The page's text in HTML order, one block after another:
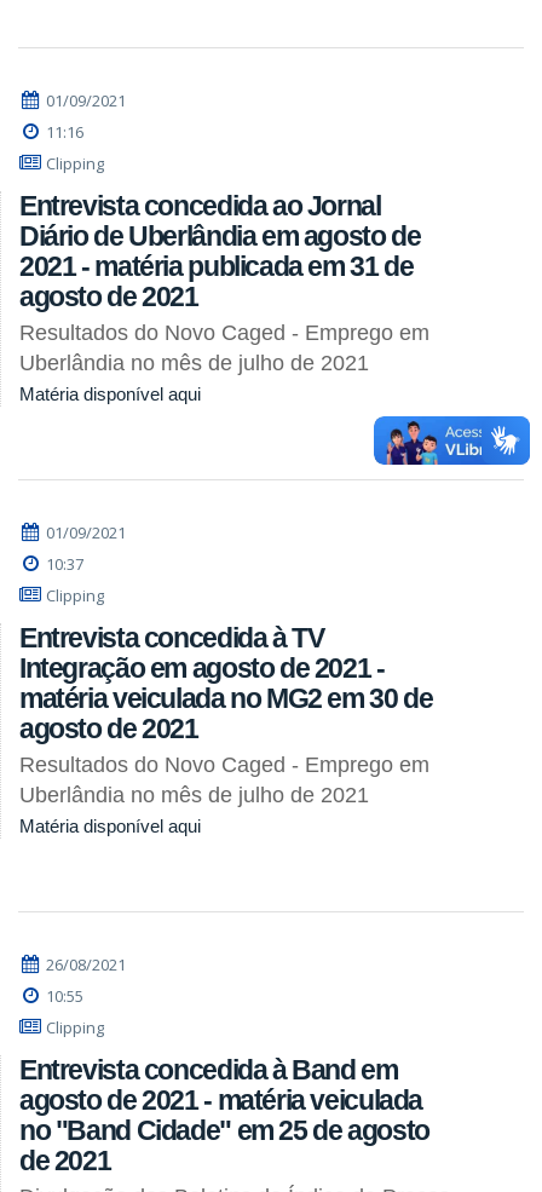
01/09/2021
11:16
Clipping
Entrevista concedida ao Jornal
Diário de Uberlândia em agosto de
2021 - matéria publicada em 31 de
agosto de 2021
Resultados do Novo Caged - Emprego em
Uberlândia no mês de julho de 2021
Matéria disponível aqui
01/09/2021
10:37
Clipping
Entrevista concedida à TV
Integração em agosto de 2021 -
matéria veiculada no MG2 em 30 de
agosto de 2021
Resultados do Novo Caged - Emprego em
Uberlândia no mês de julho de 2021
Matéria disponível aqui
26/08/2021
10:55
Clipping
Entrevista concedida à Band em
agosto de 2021 - matéria veiculada
no "Band Cidade" em 25 de agosto
de 2021